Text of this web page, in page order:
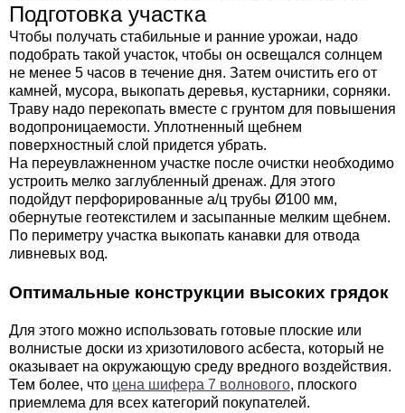
Подготовка участка
Чтобы получать стабильные и ранние урожаи, надо
подобрать такой участок, чтобы он освещался солнцем
не менее 5 часов в течение дня. Затем очистить его от
камней, мусора, выкопать деревья, кустарники, сорняки.
Траву надо перекопать вместе с грунтом для повышения
водопроницаемости. Уплотненный щебнем
поверхностный слой придется убрать.
На переувлажненном участке после очистки необходимо
устроить мелко заглубленный дренаж. Для этого
подойдут перфорированные а/ц трубы Ø100 мм,
обернутые геотекстилем и засыпанные мелким щебнем.
По периметру участка выкопать канавки для отвода
ливневых вод.
Оптимальные конструкции высоких грядок
Для этого можно использовать готовые плоские или
волнистые доски из хризотилового асбеста, который не
оказывает на окружающую среду вредного воздействия.
Тем более, что цена шифера 7 волнового, плоского
приемлема для всех категорий покупателей.